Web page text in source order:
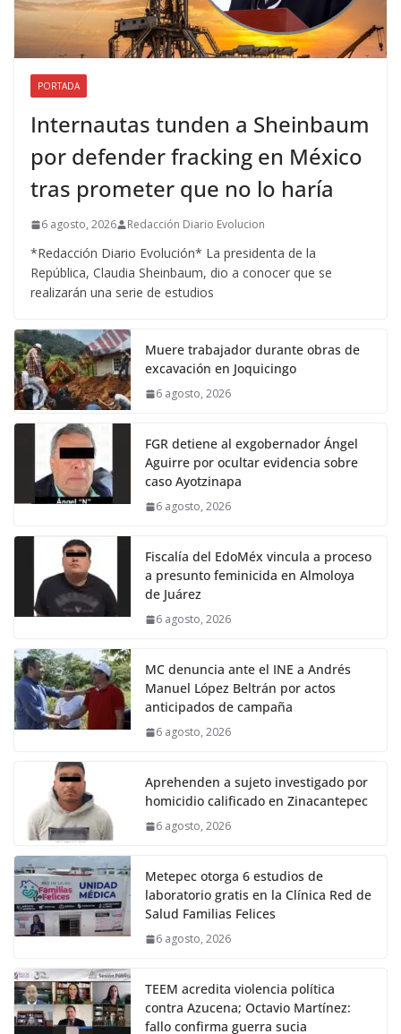
PORTADA
Internautas tunden a Sheinbaum
por defender fracking en México
tras prometer que no lo haría
6 agosto, 2026 Redacción Diario Evolucion
*Redacción Diario Evolución* La presidenta de la
República, Claudia Sheinbaum, dio a conocer que se
realizarán una serie de estudios
Muere trabajador durante obras de
excavación en Joquicingo
6 agosto, 2026
FGR detiene al exgobernador Ángel
Aguirre por ocultar evidencia sobre
caso Ayotzinapa
6 agosto, 2026
Fiscalía del EdoMéx vincula a proceso
a presunto feminicida en Almoloya
de Juárez
6 agosto, 2026
MC denuncia ante el INE a Andrés
Manuel López Beltrán por actos
anticipados de campaña
6 agosto, 2026
Aprehenden a sujeto investigado por
homicidio calificado en Zinacantepec
6 agosto, 2026
Metepec otorga 6 estudios de
laboratorio gratis en la Clínica Red de
Salud Familias Felices
6 agosto, 2026
TEEM acredita violencia política
contra Azucena; Octavio Martínez:
fallo confirma guerra sucia